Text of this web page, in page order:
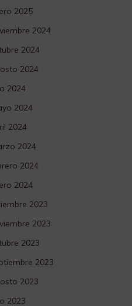
2025
2024
2024
2024
2024
2024
2024
2024
2024
2024
2023
2023
2023
2023
2023
2023